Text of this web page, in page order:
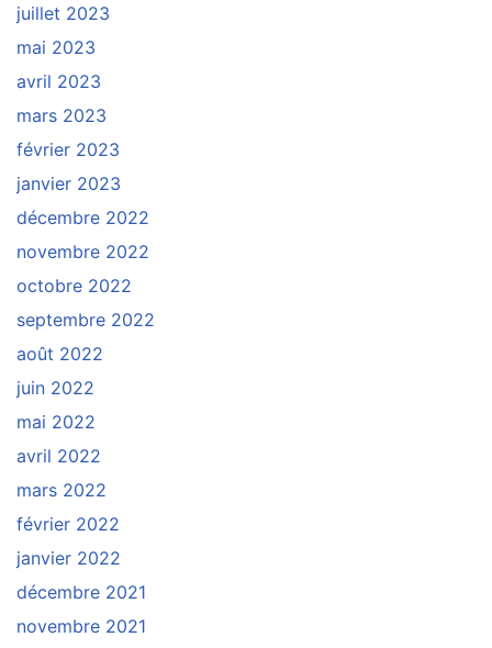
juillet 2023
mai 2023
avril 2023
mars 2023
février 2023
janvier 2023
décembre 2022
novembre 2022
octobre 2022
septembre 2022
août 2022
juin 2022
mai 2022
avril 2022
mars 2022
février 2022
janvier 2022
décembre 2021
novembre 2021